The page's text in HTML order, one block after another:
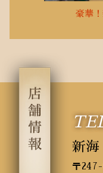
豪華
新海
〒